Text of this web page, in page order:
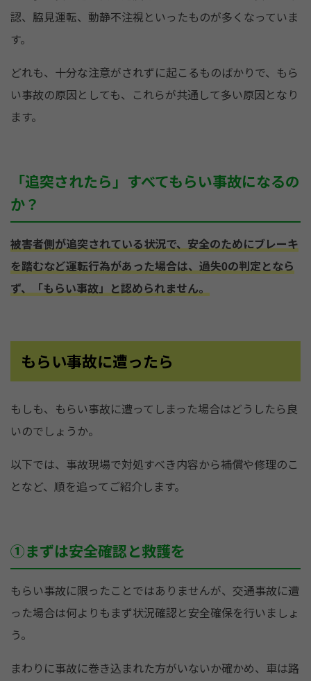
認、脇見運転、動静不注視といったものが多くなっていま
す。
どれも、十分な注意がされずに起こるものばかりで、もら
い事故の原因としても、これらが共通して多い原因となり
ます。
「追突されたら」すべてもらい事故になるの
か？
被害者側が追突されている状況で、安全のためにブレーキ
を踏むなど運転行為があった場合は、過失0の判定となら
ず、「もらい事故」と認められません。
もらい事故に遭ったら
もしも、もらい事故に遭ってしまった場合はどうしたら良
いのでしょうか。
以下では、事故現場で対処すべき内容から補償や修理のこ
となど、順を追ってご紹介します。
①まずは安全確認と救護を
もらい事故に限ったことではありませんが、交通事故に遭
った場合は何よりもまず状況確認と安全確保を行いましょ
う。
まわりに事故に巻き込まれた方がいないか確かめ、車は路